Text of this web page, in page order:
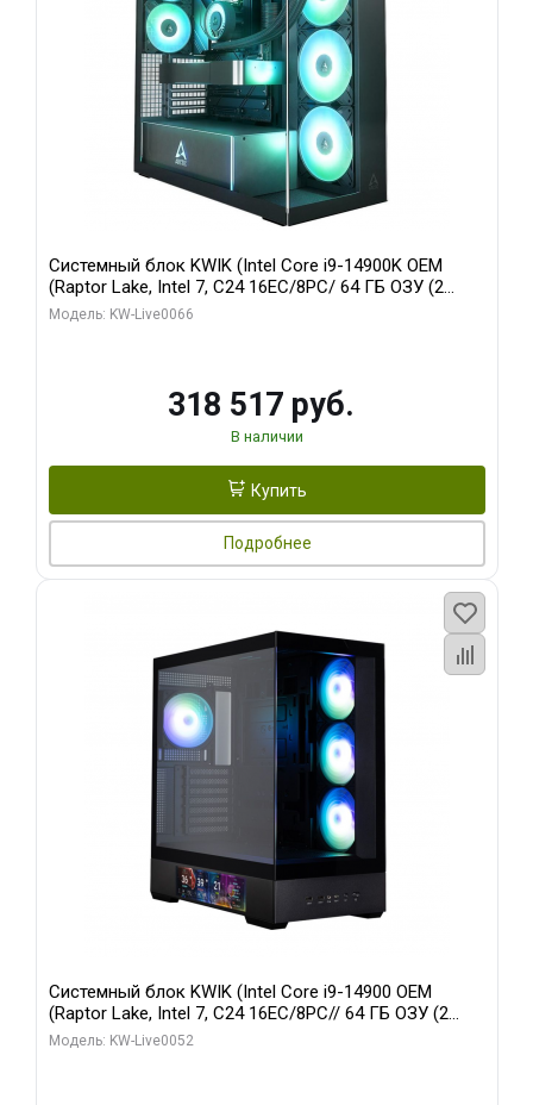
Системный блок KWIK (Intel Core i9-14900K OEM
(Raptor Lake, Intel 7, C24 16EC/8PC/ 64 ГБ ОЗУ (2
модуля)/ Gigabyte RTX5080 XTREME WATERFORCE
Модель: KW-Live0066
318 517 руб.
В наличии
Купить
Подробнее
Системный блок KWIK (Intel Core i9-14900 OEM
(Raptor Lake, Intel 7, C24 16EC/8PC// 64 ГБ ОЗУ (2
модуля)/ Palit RTX5080 GAMINGPRO OC 16GB GDDR7
Модель: KW-Live0052